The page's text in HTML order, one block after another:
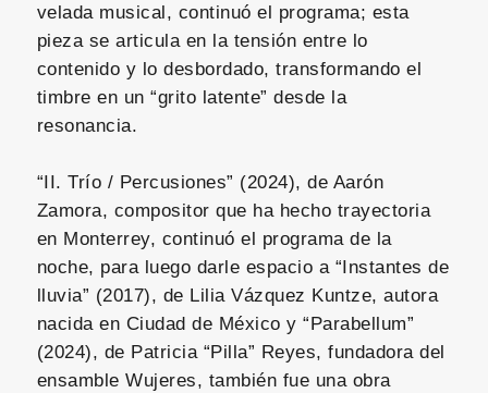
velada musical, continuó el programa; esta
pieza se articula en la tensión entre lo
contenido y lo desbordado, transformando el
timbre en un “grito latente” desde la
resonancia.
“II. Trío / Percusiones” (2024), de Aarón
Zamora, compositor que ha hecho trayectoria
en Monterrey, continuó el programa de la
noche, para luego darle espacio a “Instantes de
lluvia” (2017), de Lilia Vázquez Kuntze, autora
nacida en Ciudad de México y “Parabellum”
(2024), de Patricia “Pilla” Reyes, fundadora del
ensamble Wujeres, también fue una obra